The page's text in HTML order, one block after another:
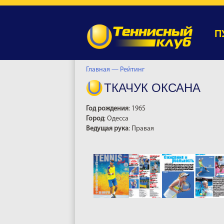
Главная — Рейтинг
ТКАЧУК ОКСАНА
Год рождения: 1965
Город: Одесса
Ведущая рука: Правая